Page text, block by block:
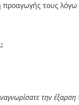
προαγωγής τους
την έξαρση